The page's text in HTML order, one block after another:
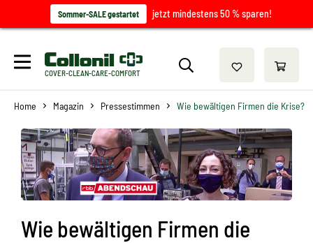
Sommer-SALE gestartet jetzt mindestens 50 % sparen!
COVER-CLEAN-CARE-COMFORT
Home Magazin Pressestimmen Wie bewältigen Firmen die Krise?
Wie bewältigen Firmen die